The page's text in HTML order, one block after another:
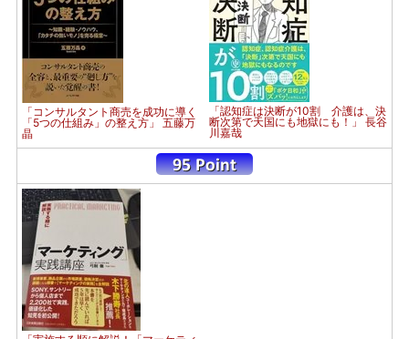
「コンサルタント商売を成功に導く
「5つの仕組み」の整え方」 五藤万
晶
「認知症は決断が10割 介護は、決
断次第で天国にも地獄にも！」 長谷
川嘉哉